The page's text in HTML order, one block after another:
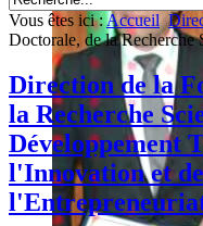
Vous êtes ici : Accueil
Doctorale, de la Recherche
Direction de la
la Recherche
Développement
l'Innovation et